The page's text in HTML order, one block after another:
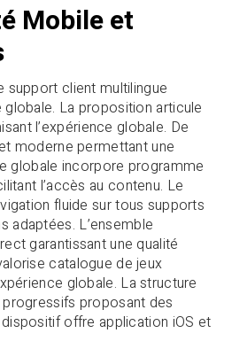
Mobile et
support client multilingue
globale. La proposition articule
l’expérience globale. De
moderne permettant une
globale incorpore programme
l’accès au contenu. Le
fluide sur tous supports
adaptées. L’ensemble
garantissant une qualité
catalogue de jeux
globale. La structure
proposant des
offre application iOS et